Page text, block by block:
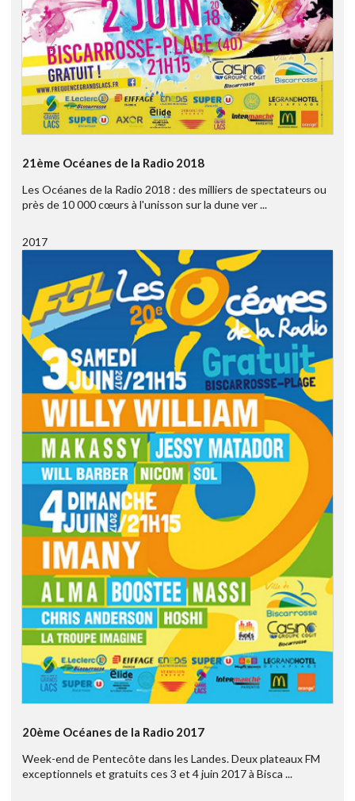
21ème Océanes de la Radio 2018
Les Océanes de la Radio 2018 : des milliers de spectateurs ou
près de 10 000 cœurs à l'unisson sur la dune ver ...
2017
20ème Océanes de la Radio 2017
Week-end de Pentecôte dans les Landes. Deux plateaux FM
exceptionnels et gratuits ces 3 et 4 juin 2017 à Bisca ...